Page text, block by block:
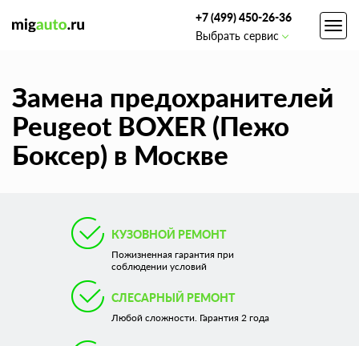
+7 (499) 450-26-36
Выбрать сервис
Замена предохранителей
Peugeot BOXER (Пежо
Боксер) в Москве
КУЗОВНОЙ РЕМОНТ
Пожизненная гарантия при
соблюдении условий
СЛЕСАРНЫЙ РЕМОНТ
Любой сложности. Гарантия 2 года